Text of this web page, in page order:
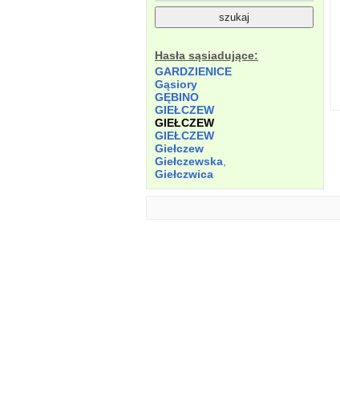
Hasła sąsiadujące:
GARDZIENICE
Gąsiory
GĘBINO
GIEŁCZEW
GIEŁCZEW
GIEŁCZEW
Giełczew
Giełczewska
Giełczwica